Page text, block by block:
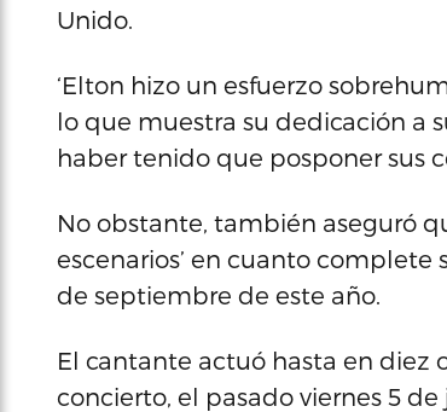
Unido.
‘Elton hizo un esfuerzo
lo que muestra su dedicación a
haber tenido que posponer sus
No obstante, también aseguró
escenarios’ en cuanto
de septiembre de este año.
El cantante actuó hasta en diez
concierto, el pasado viernes 5